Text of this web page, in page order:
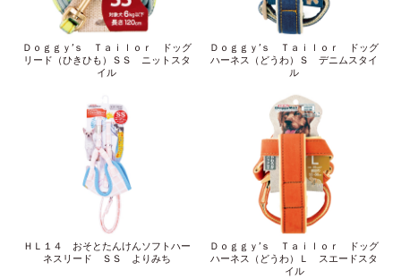
Ｄｏｇｇｙ’ｓ Ｔａｉｌｏｒ ドッグ
リード（ひきひも）ＳＳ ニットスタ
イル
Ｄｏｇｇｙ’ｓ Ｔａｉｌｏｒ ドッグ
ハーネス（どうわ）Ｓ デニムスタイ
ル
ＨＬ１４ おそとたんけんソフトハー
ネスリード ＳＳ よりみち
Ｄｏｇｇｙ’ｓ Ｔａｉｌｏｒ ドッグ
ハーネス（どうわ）Ｌ スエードスタ
イル